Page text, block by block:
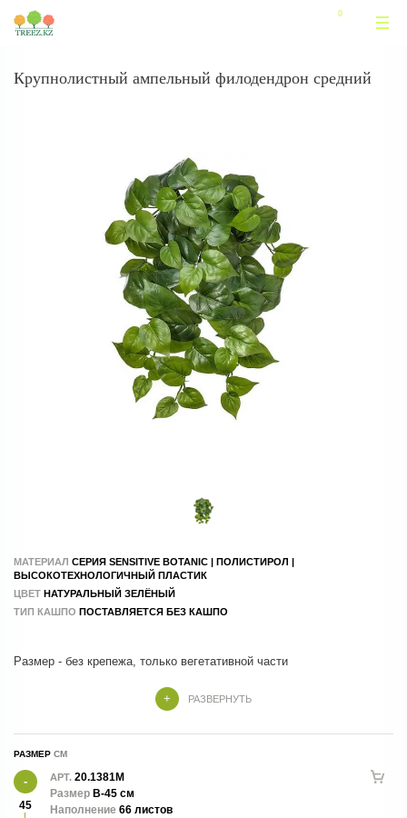
Крупнолистный ампельный филодендрон средний
МАТЕРИАЛ СЕРИЯ SENSITIVE BOTANIC | ПОЛИСТИРОЛ |
ВЫСОКОТЕХНОЛОГИЧНЫЙ ПЛАСТИК
ЦВЕТ НАТУРАЛЬНЫЙ ЗЕЛЁНЫЙ
ТИП КАШПО ПОСТАВЛЯЕТСЯ БЕЗ КАШПО
Размер - без крепежа, только вегетативной части
РАЗВЕРНУТЬ
РАЗМЕР
45
АРТ. 20.1381M
Размер В-45 см
Наполнение 66 листов